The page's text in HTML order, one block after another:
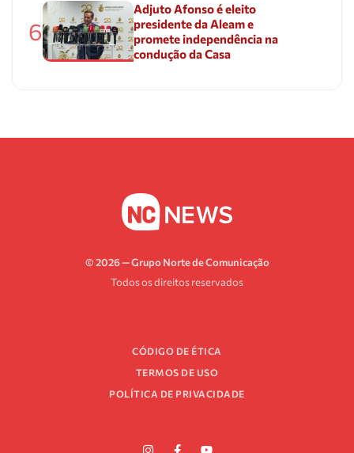
6
Adjuto Afonso é eleito
presidente da Aleam e
promete independência na
condução da Casa
© 2026 — Grupo Norte de Comunicação
Todos os direitos reservados
CÓDIGO DE ÉTICA
TERMOS DE USO
POLÍTICA DE PRIVACIDADE